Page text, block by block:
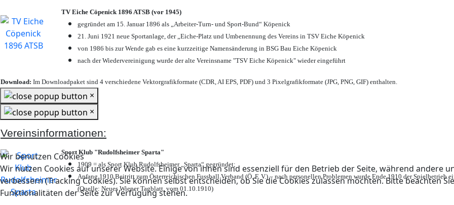
Wir benutzen Cookies
Wir nutzen Cookies auf unserer Website. Einige von ihnen sind essenziell für den Betrieb der Seite, während andere
verbessern (Tracking Cookies). Sie können selbst entscheiden, ob Sie die Cookies zulassen möchten. Bitte beachten
Funktionalitäten der Seite zur Verfügung stehen.
TV Eiche Cöpenick 1896 ATSB (vor 1945)
gegründet am 15. Januar 1896 als „Arbeiter-Turn- und Sport-Bund“ Köpenick
21. Juni 1921 neue Sportanlage, der „Eiche-Platz und Umbenennung des Vereins in TSV Eiche Köpenick
von 1986 bis zur Wende gab es eine kurzzeitige Namensänderung in BSG Bau Eiche Köpenick
nach der Wiedervereinigung wurde der alte Vereinsname "TSV Eiche Köpenick" wieder eingeführt
Download: Im Downloadpaket sind 4 verschiedene Vektorgrafikformate (CDR, AI EPS, PDF) und 3 Pixelgrafikformate (JPG, PNG, GIF) enthalten.
×
×
Vereinsinformationen:
Sport Klub "Rudolfsheimer Sparta"
1909 = als Sport Klub Rudolfsheimer „Sparta“ gegründet;
Anfang 1910 Beitritt zum Österreichischen Fussball Verband (Ö. F. V.) – nach personellen Problemen wurde Ende 1910 der
(Quelle: Neues Wiener Tagblatt, vom 01.10.1910)